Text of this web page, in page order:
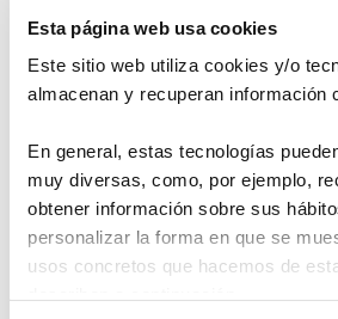
Esta página web usa cookies
Este sitio web utiliza cookies y/o
almacenan y recuperan información
En general, estas tecnologías
muy diversas, como, por ejemplo,
obtener información sobre sus
personalizar la forma en que se
usos concretos que hacemos de
La presidenta de la AEF, Pilar García
enEl Español tituladaLos jóvenes y
construyendo un futuro sostenible a
«Estos jóvenes no solo están
social, sino que también tienen una
filantropía como una herramienta